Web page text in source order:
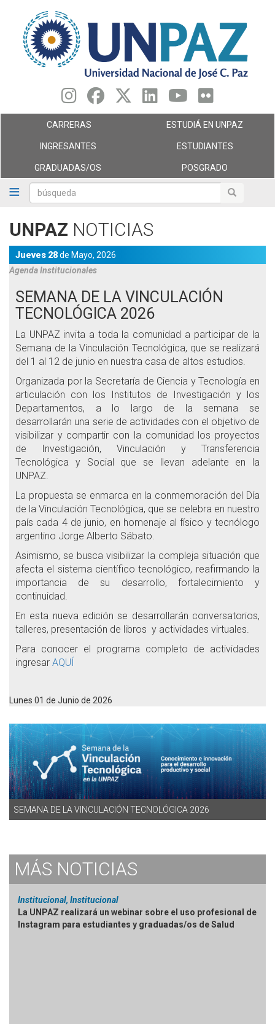
contenido
principal
búsqueda búsqueda
CARRERAS ESTUDIÁ EN UNPAZ
INGRESANTES ESTUDIANTES
GRADUADAS/OS POSGRADO
UNPAZ NOTICIAS
Jueves 28de Mayo, 2026
AgendaInstitucionales
SEMANA DE LA VINCULACIÓN
TECNOLÓGICA 2026
La UNPAZ invita a toda la comunidad a participar de la
Semana de la Vinculación Tecnológica, que se realizará
del 1 al 12 de junio en nuestra casa de altos estudios.
Organizada por la Secretaría de Ciencia y Tecnología en
articulación con los Institutos de Investigación y los
Departamentos, a lo largo de la semana se
desarrollarán una serie de actividades con el objetivo de
visibilizar y compartir con la comunidad los proyectos
de Investigación, Vinculación y Transferencia
Tecnológica y Social que se llevan adelante en la
UNPAZ.
La propuesta se enmarca en la conmemoración del Día
de la Vinculación Tecnológica, que se celebra en nuestro
país cada 4 de junio, en homenaje al físico y tecnólogo
argentino Jorge Alberto Sábato.
Asimismo, se busca visibilizar la compleja situación que
afecta el sistema científico tecnológico, reafirmando la
importancia de su desarrollo, fortalecimiento y
continuidad.
En esta nueva edición se desarrollarán conversatorios,
talleres, presentación de libros y actividades virtuales.
Para conocer el programa completo de actividades
ingresar AQUÍ
Lunes 01 de Junio de 2026
SEMANA DE LA VINCULACIÓN TECNOLÓGICA 2026
MÁS NOTICIAS
Institucional, Institucional
La UNPAZ realizará un webinar sobre el uso profesional de
Instagram para estudiantes y graduadas/os de Salud